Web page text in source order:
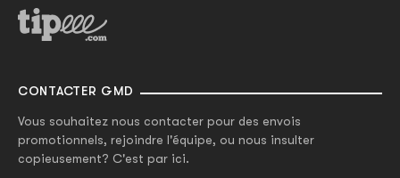
CONTACTER GMD
Vous souhaitez nous contacter pour des envois
promotionnels, rejoindre l'équipe, ou nous insulter
copieusement? C'est par ici.